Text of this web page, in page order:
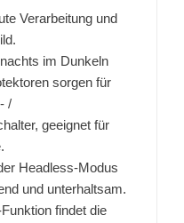
Verarbeitung und
im Dunkeln
sorgen für
/
geeignet für
Headless-Modus
und unterhaltsam.
findet die